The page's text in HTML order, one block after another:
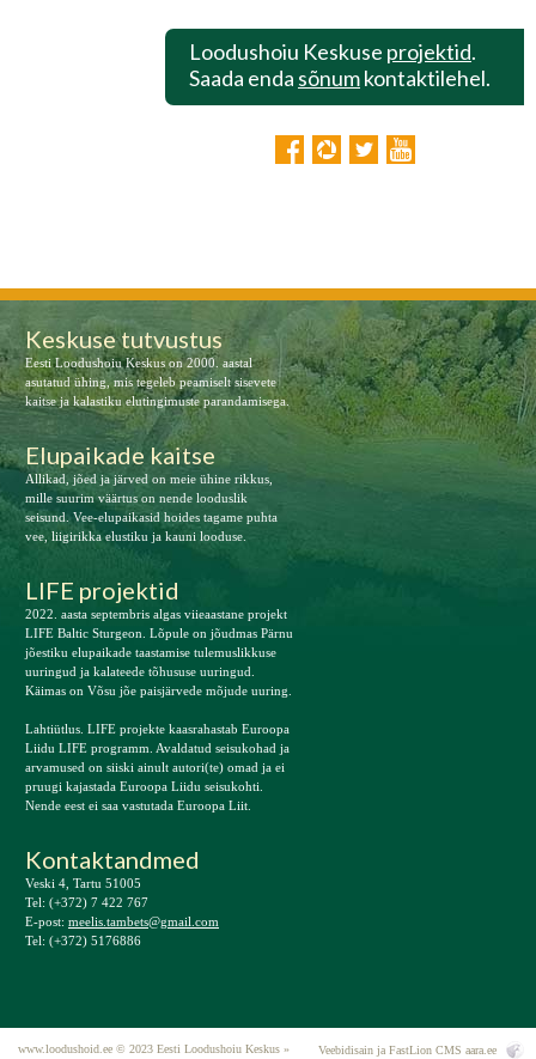
Loodushoiu Keskuse projektid.
Saada enda sõnumkontaktilehel.
Keskuse tutvustus
Eesti Loodushoiu Keskus on 2000. aastal
asutatud ühing, mis tegeleb peamiselt sisevete
kaitse ja kalastiku elutingimuste parandamisega.
Elupaikade kaitse
Allikad, jõed ja järved on meie ühine rikkus,
mille suurim väärtus on nende looduslik
seisund. Vee-elupaikasid hoides tagame puhta
vee, liigirikka elustiku ja kauni looduse.
LIFE projektid
2022. aasta septembris algas viieaastane projekt
LIFE Baltic Sturgeon. Lõpule on jõudmas Pärnu
jõestiku elupaikade taastamise tulemuslikkuse
uuringud ja kalateede tõhususe uuringud.
Käimas on Võsu jõe paisjärvede mõjude uuring.
Lahtiütlus. LIFE projekte kaasrahastab Euroopa
Liidu LIFE programm. Avaldatud seisukohad ja
arvamused on siiski ainult autori(te) omad ja ei
pruugi kajastada Euroopa Liidu seisukohti.
Nende eest ei saa vastutada Euroopa Liit.
Kontaktandmed
Veski 4, Tartu 51005
Tel: (+372) 7 422 767
E-post: meelis.tambets@gmail.com
Tel: (+372) 5176886
Veebidisain ja FastLion CMS aara.ee
www.loodushoid.ee © 2023 Eesti Loodushoiu Keskus »